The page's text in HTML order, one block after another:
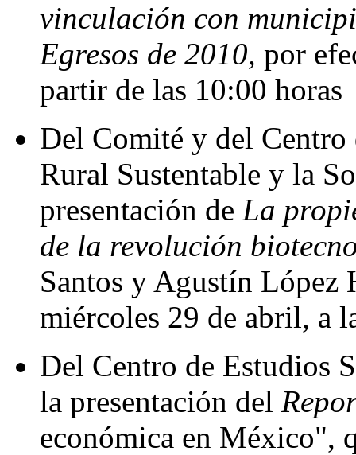
vinculación con
Egresos de 2010, por
partir de las 10:00 horas
Del Comité y del Centro
Rural Sustentable y la
presentación de La
de la revolución
Santos y Agustín López
miércoles 29 de abril, a
Del Centro de Estudios
la presentación del
económica en México",